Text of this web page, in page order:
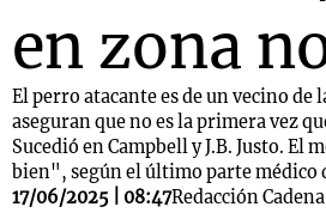
en zona
El perro atacante es de un vecino de
aseguran que no es la primera vez
Sucedió en Campbell y J.B. Justo. El
bien", según el último parte médico
17/06/2025 | 08:47Redacción